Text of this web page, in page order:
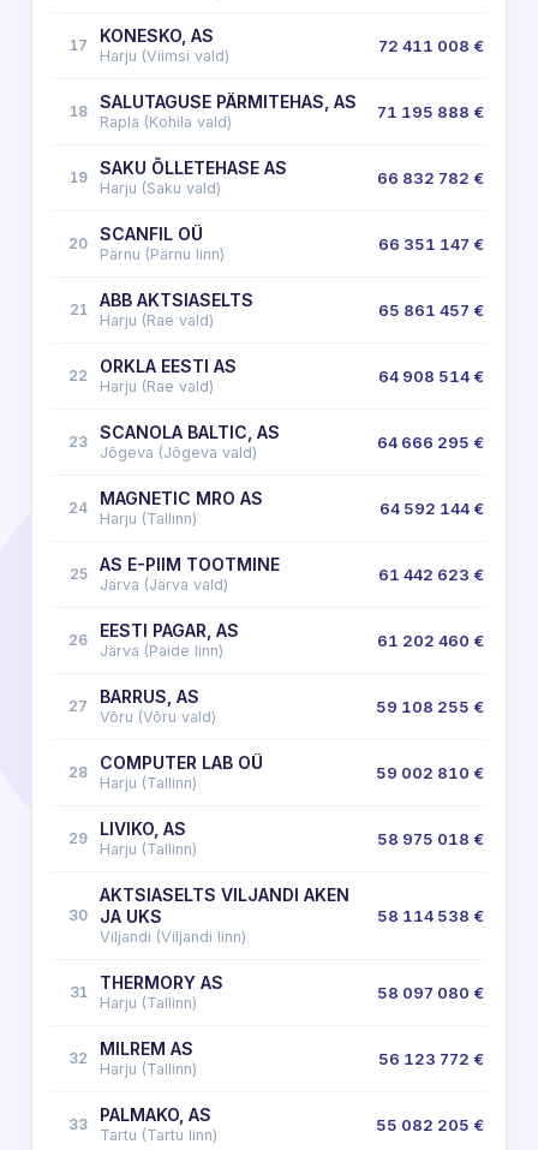
17 KONESKO, AS
Harju (Viimsi vald)
72 411 008 €
18 SALUTAGUSE PÄRMITEHAS, AS
Rapla (Kohila vald)
71 195 888 €
19 SAKU ÕLLETEHASE AS
Harju (Saku vald)
66 832 782 €
20 SCANFIL OÜ
Pärnu (Pärnu linn)
66 351 147 €
21 ABB AKTSIASELTS
Harju (Rae vald)
65 861 457 €
22 ORKLA EESTI AS
Harju (Rae vald)
64 908 514 €
23 SCANOLA BALTIC, AS
Jõgeva (Jõgeva vald)
64 666 295 €
24 MAGNETIC MRO AS
Harju (Tallinn)
64 592 144 €
25 AS E-PIIM TOOTMINE
Järva (Järva vald)
61 442 623 €
26 EESTI PAGAR, AS
Järva (Paide linn)
61 202 460 €
27 BARRUS, AS
Võru (Võru vald)
59 108 255 €
28 COMPUTER LAB OÜ
Harju (Tallinn)
59 002 810 €
29 LIVIKO, AS
Harju (Tallinn)
58 975 018 €
30
AKTSIASELTS VILJANDI AKEN
JA UKS
Viljandi (Viljandi linn)
58 114 538 €
31 THERMORY AS
Harju (Tallinn)
58 097 080 €
32 MILREM AS
Harju (Tallinn)
56 123 772 €
33 PALMAKO, AS
Tartu (Tartu linn)
55 082 205 €